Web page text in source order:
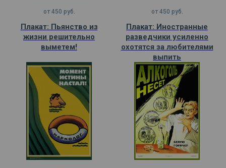
от 450 руб.
Плакат: Пьянство из
жизни решительно
выметем!
от 450 руб.
Плакат: Иностранные
разведчики усиленно
охотятся за любителями
выпить